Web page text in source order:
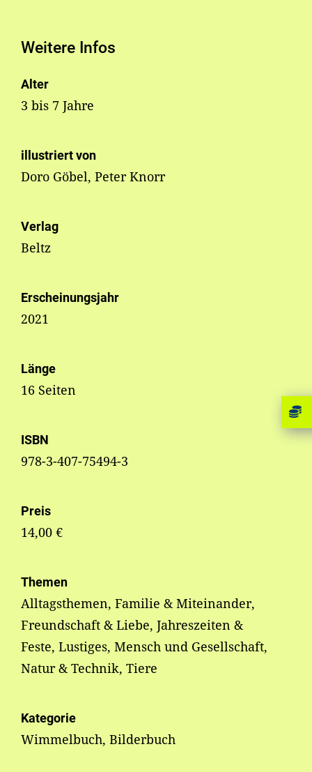
Weitere Infos
Alter
3 bis 7 Jahre
illustriert von
Doro Göbel, Peter Knorr
Verlag
Beltz
Erscheinungsjahr
2021
Länge
16 Seiten
ISBN
978-3-407-75494-3
Preis
14,00 €
Themen
Alltagsthemen, Familie & Miteinander,
Freundschaft & Liebe, Jahreszeiten &
Feste, Lustiges, Mensch und Gesellschaft,
Natur & Technik, Tiere
Kategorie
Wimmelbuch, Bilderbuch